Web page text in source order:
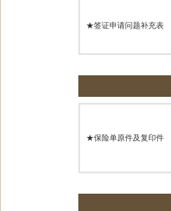
★签证申请问题补充表
★保险单原件及复印件